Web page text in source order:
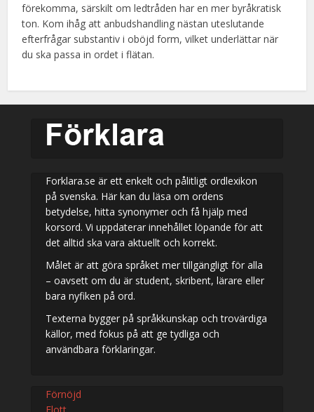
förekomma, särskilt om ledtråden har en mer byråkratisk
ton. Kom ihåg att anbudshandling nästan uteslutande
efterfrågar substantiv i oböjd form, vilket underlättar när
du ska passa in ordet i flätan.
Forklara.se är ett enkelt och pålitligt ordlexikon
på svenska. Här kan du läsa om ordens
betydelse, hitta synonymer och få hjälp med
korsord. Vi uppdaterar innehållet löpande för att
det alltid ska vara aktuellt och korrekt.
Målet är att göra språket mer tillgängligt för alla
– oavsett om du är student, skribent, lärare eller
bara nyfiken på ord.
Texterna bygger på språkkunskap och trovärdiga
källor, med fokus på att ge tydliga och
användbara förklaringar.
Förnöjd